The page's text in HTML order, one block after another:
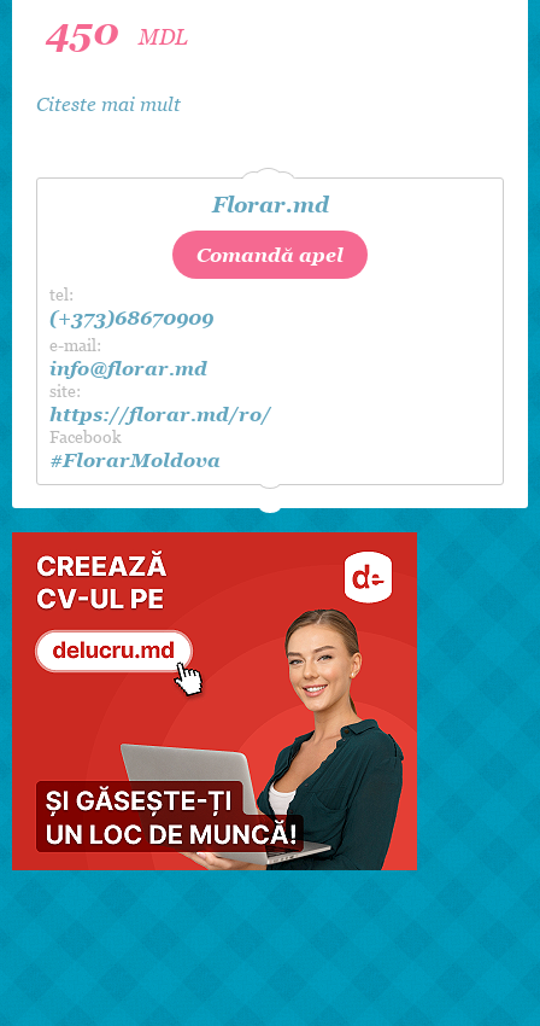
450 MDL
Citeste mai mult
Florar.md
Comandă apel
tel:
(+373)68670909
e-mail:
info@florar.md
site:
https://florar.md/ro/
Facebook
#FlorarMoldova